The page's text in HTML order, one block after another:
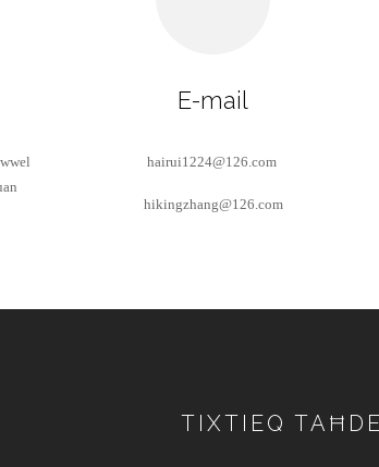
E-mail
hairui1224@126.com
hikingzhang@126.com
TIXTIEQ